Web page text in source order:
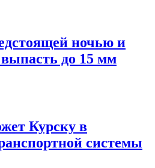
ночью и
до 15 мм
Курску в
системы